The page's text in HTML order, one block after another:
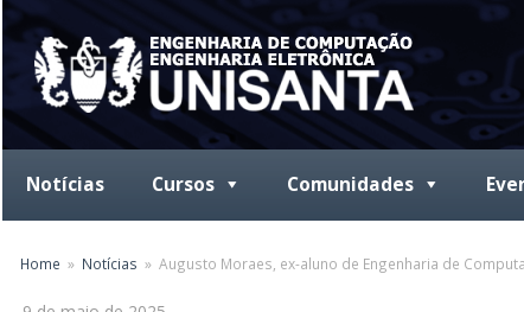
Skip
to
content
Notícias Cursos Comunidades
Home Notícias Augusto Moraes, ex-aluno de Engenharia de